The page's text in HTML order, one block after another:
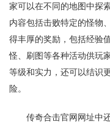
家可以在不同的地图中探
内容包括击败特定的怪物
得丰厚的奖励，包括经验
怪、刷图等各种活动供玩
等级和实力，还可以结识
险。
传奇合击官网网址中